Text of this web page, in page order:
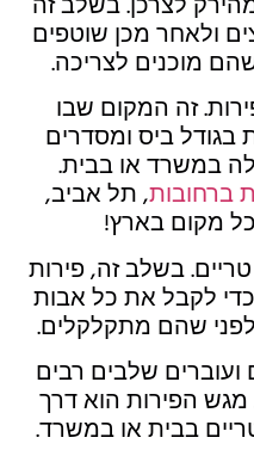
ולאחר מכן שוטפים
מוכנים לצריכה.
זה המקום שבו
ביס ומסדרים
במשרד או בבית.
ברחובות, תל אביב,
מקום בארץ!
בשלב זה, פירות
לקבל את כל אבות
שהם מתקלקלים.
ועוברים שלבים רבים
הפירות הוא דרך
בבית או במשרד.